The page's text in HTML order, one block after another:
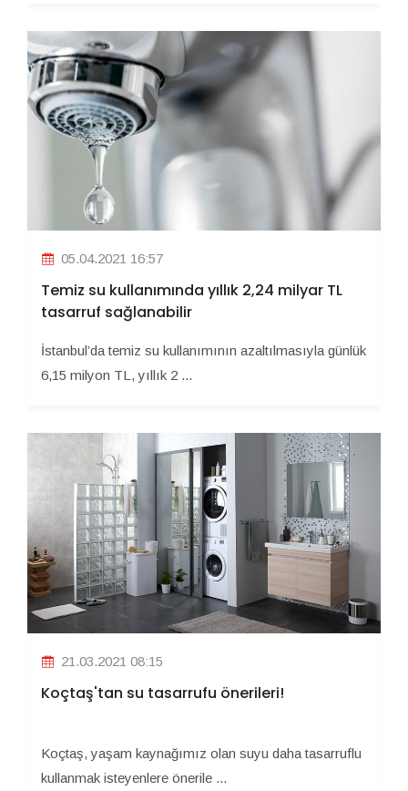
05.04.2021 16:57
Temiz su kullanımında yıllık 2,24 milyar TL
tasarruf sağlanabilir
İstanbul’da temiz su kullanımının azaltılmasıyla günlük
6,15 milyon TL, yıllık 2 ...
21.03.2021 08:15
Koçtaş'tan su tasarrufu önerileri!
Koçtaş, yaşam kaynağımız olan suyu daha tasarruflu
kullanmak isteyenlere önerile ...